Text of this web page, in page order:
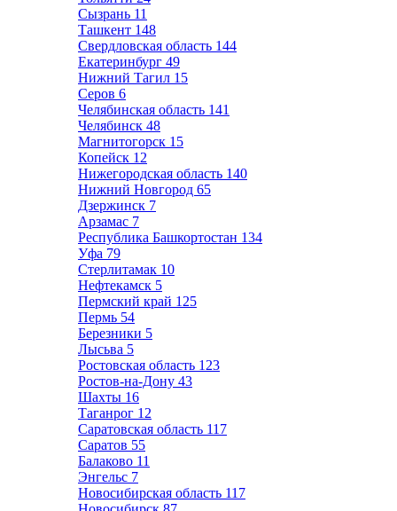
Сызрань 11
Ташкент 148
Свердловская область 144
Екатеринбург 49
Нижний Тагил 15
Серов 6
Челябинская область 141
Челябинск 48
Магнитогорск 15
Копейск 12
Нижегородская область 140
Нижний Новгород 65
Дзержинск 7
Арзамас 7
Республика Башкортостан 134
Уфа 79
Стерлитамак 10
Нефтекамск 5
Пермский край 125
Пермь 54
Березники 5
Лысьва 5
Ростовская область 123
Ростов-на-Дону 43
Шахты 16
Таганрог 12
Саратовская область 117
Саратов 55
Балаково 11
Энгельс 7
Новосибирская область 117